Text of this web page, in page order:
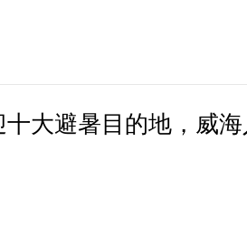
大避暑目的地，威海